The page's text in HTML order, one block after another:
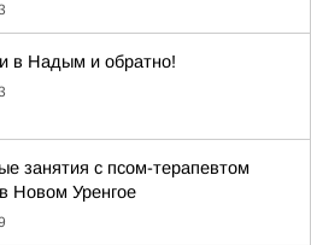
в Надым и обратно!
занятия с псом-терапевтом
Новом Уренгое